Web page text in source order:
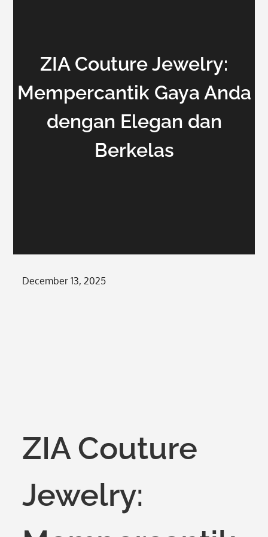
ZIA Couture Jewelry:
Mempercantik Gaya Anda
dengan Elegan dan
Berkelas
Posted
December 13, 2025
ZIA Couture
Jewelry: